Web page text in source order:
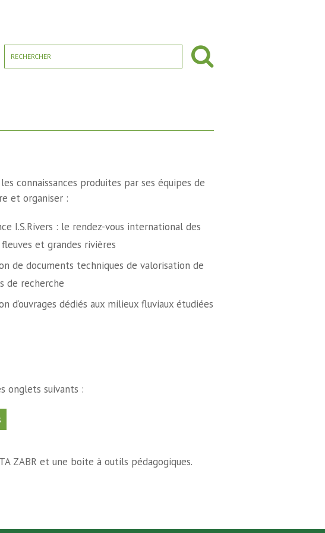
connaissances produites par ses équipes de
et organiser :
I.S.Rivers : le rendez-vous international des
et grandes rivières
de documents techniques de valorisation de
de recherche
d’ouvrages dédiés aux milieux fluviaux étudiées
onglets suivants :
ZABR et une boite à outils pédagogiques.